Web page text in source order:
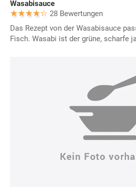
Wasabisauce
28 Bewertungen
Das Rezept von der Wasabisauce
Fisch. Wasabi ist der grüne, scharfe